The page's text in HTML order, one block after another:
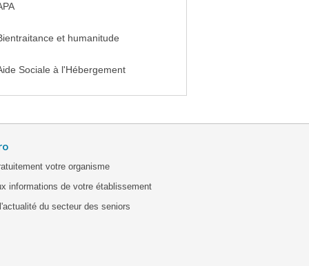
et humanitude
Sociale à l'Hébergement
votre organisme
informations de votre établissement
du secteur des seniors